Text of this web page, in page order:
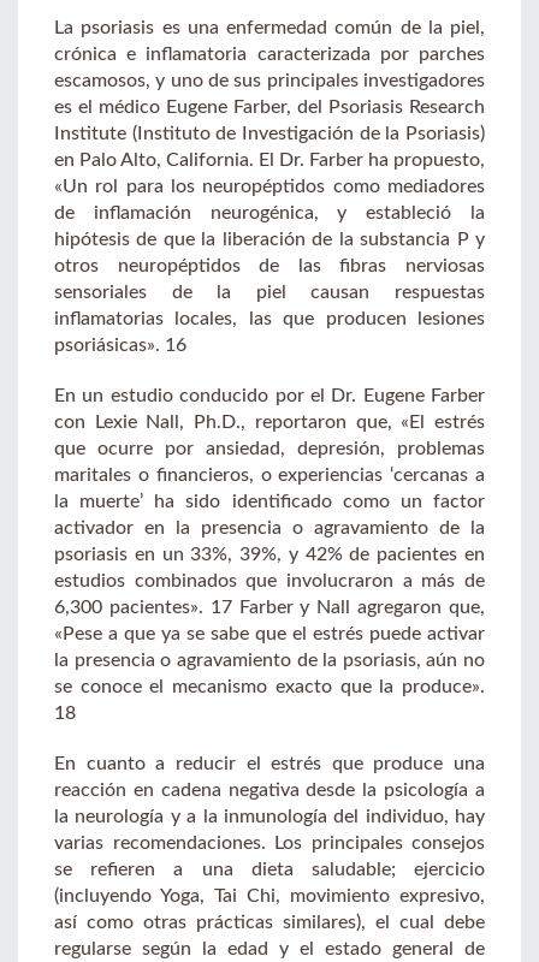
La psoriasis es una enfermedad común de la piel,
crónica e inflamatoria caracterizada por parches
escamosos, y uno de sus principales investigadores
es el médico Eugene Farber, del Psoriasis Research
Institute (Instituto de Investigación de la Psoriasis)
en Palo Alto, California. El Dr. Farber ha propuesto,
«Un rol para los neuropéptidos como mediadores
de inflamación neurogénica, y estableció la
hipótesis de que la liberación de la substancia P y
otros neuropéptidos de las fibras nerviosas
sensoriales de la piel causan respuestas
inflamatorias locales, las que producen lesiones
psoriásicas». 16
En un estudio conducido por el Dr. Eugene Farber
con Lexie Nall, Ph.D., reportaron que, «El estrés
que ocurre por ansiedad, depresión, problemas
maritales o financieros, o experiencias ‘cercanas a
la muerte’ ha sido identificado como un factor
activador en la presencia o agravamiento de la
psoriasis en un 33%, 39%, y 42% de pacientes en
estudios combinados que involucraron a más de
6,300 pacientes». 17 Farber y Nall agregaron que,
«Pese a que ya se sabe que el estrés puede activar
la presencia o agravamiento de la psoriasis, aún no
se conoce el mecanismo exacto que la produce».
18
En cuanto a reducir el estrés que produce una
reacción en cadena negativa desde la psicología a
la neurología y a la inmunología del individuo, hay
varias recomendaciones. Los principales consejos
se refieren a una dieta saludable; ejercicio
(incluyendo Yoga, Tai Chi, movimiento expresivo,
así como otras prácticas similares), el cual debe
regularse según la edad y el estado general de